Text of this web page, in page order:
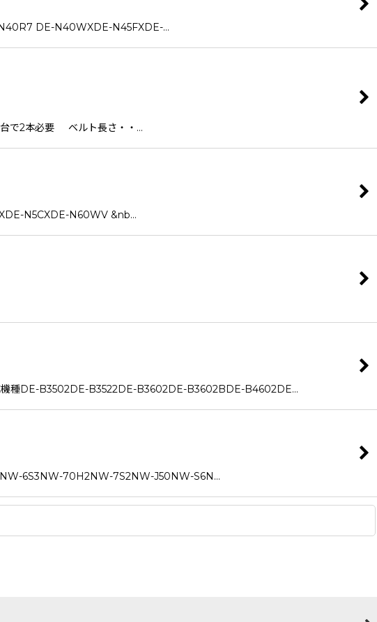
DE-N40WXDE-N45FXDE-…
要 ベルト長さ・・…
N5CXDE-N60WV &nb…
機種DE-B3502DE-B3522DE-B3602DE-B3602BDE-B4602DE…
6S3NW-70H2NW-7S2NW-J50NW-S6N…